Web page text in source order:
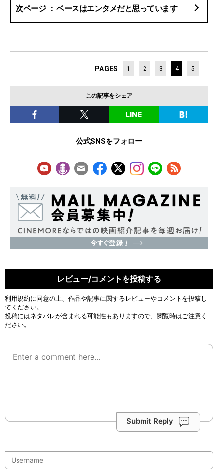
ベースはエンタメだと思っています
PAGES 1 2 3 4 5
この記事をシェア
公式SNSをフォロー
レビュー/コメントを投稿する
利用規約に同意の上、作品や記事に関するレビューやコメントを投稿し
てください。
投稿にはネタバレが含まれる可能性もありますので、閲覧時はご注意く
ださい。
Submit Reply